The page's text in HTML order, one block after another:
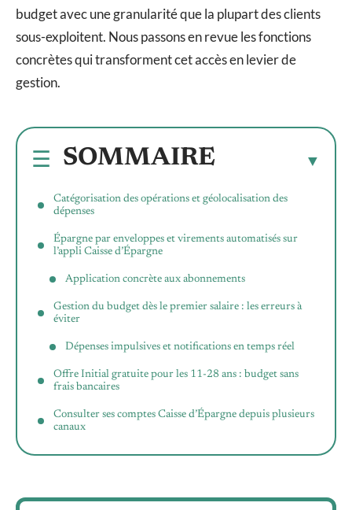
budget avec une granularité que la plupart des clients
sous-exploitent. Nous passons en revue les fonctions
concrètes qui transforment cet accès en levier de
gestion.
SOMMAIRE
Catégorisation des opérations et géolocalisation des
dépenses
Épargne par enveloppes et virements automatisés sur
l’appli Caisse d’Épargne
Application concrète aux abonnements
Gestion du budget dès le premier salaire : les erreurs à
éviter
Dépenses impulsives et notifications en temps réel
Offre Initial gratuite pour les 11-28 ans : budget sans
frais bancaires
Consulter ses comptes Caisse d’Épargne depuis plusieurs
canaux